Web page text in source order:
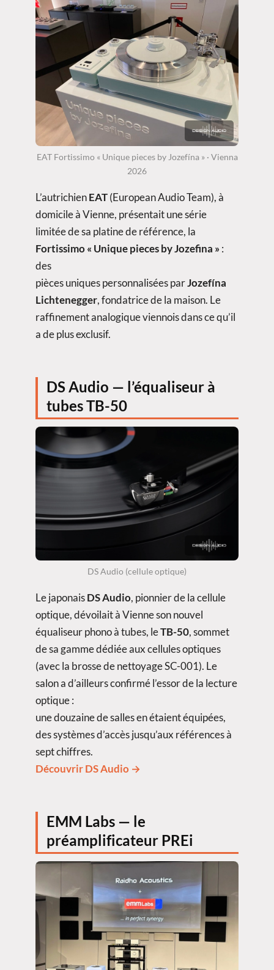
EAT Fortissimo « Unique pieces by Jozefína » · Vienna
2026
L’autrichienEAT(European Audio Team), à
domicile à Vienne, présentait une série
limitée de sa platine de référence, la
Fortissimo « Unique pieces by Jozefina »:
des
pièces uniques personnalisées parJozefína
Lichtenegger, fondatrice de la maison. Le
raffinement analogique viennois dans ce qu’il
a de plus exclusif.
DS Audio — l’équaliseur à
tubes TB-50
DS Audio (cellule optique)
Le japonaisDS Audio, pionnier de la cellule
optique, dévoilait à Vienne son nouvel
équaliseur phono à tubes, leTB-50, sommet
de sa gamme dédiée aux cellules optiques
(avec la brosse de nettoyage SC-001). Le
salon a d’ailleurs confirmé l’essor de la lecture
optique :
une douzaine de salles en étaient équipées,
des systèmes d’accès jusqu’aux références à
sept chiffres.
Découvrir DS Audio →
EMM Labs — le
préamplificateur PREi